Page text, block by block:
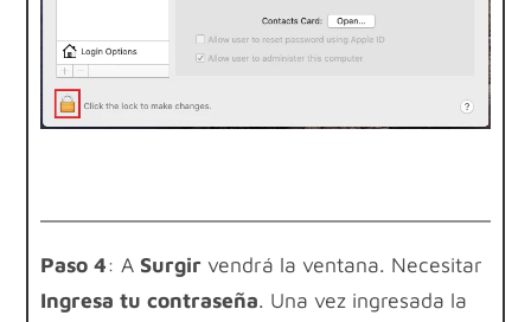
Paso 4: A Surgir vendrá la ventana. Necesitar
Ingresa tu contraseña. Una vez ingresada la